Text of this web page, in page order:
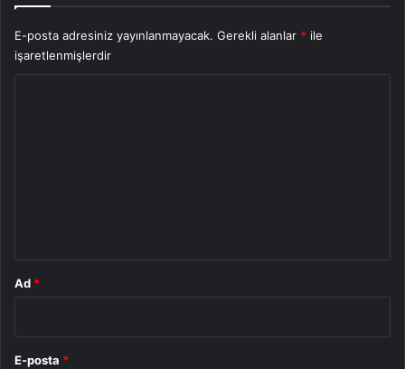
E-posta adresiniz yayınlanmayacak. Gerekli alanlar * ile
işaretlenmişlerdir
Ad *
E-posta *